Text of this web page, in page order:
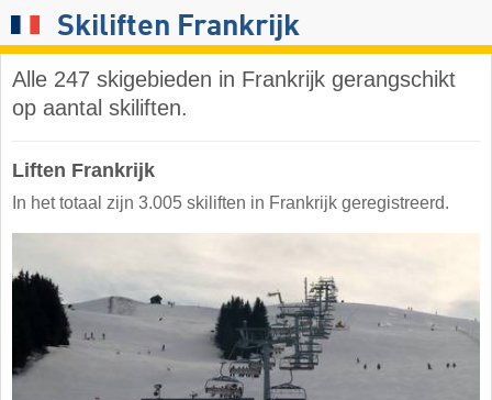
Skiliften Frankrijk
Alle 247 skigebieden in Frankrijk gerangschikt
op aantal skiliften.
Liften Frankrijk
In het totaal zijn 3.005 skiliften in Frankrijk geregistreerd.